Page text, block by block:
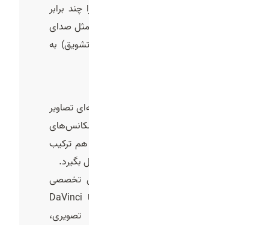
دوستانه می‌تواند تاثیرگذاری پیام را چند برابر
کند. در کنار آن، افکت‌های صوتی (مثل صدای
آب، صدای موتور، صدای خنده یا تشویق) به
آخرین مرحله، تدوین و ویرایش حرفه‌ای تصاویر
و صداست. در این بخش تمام سکانس‌های
ضبط‌شده، موسیقی و صداگذاری با هم ترکیب
می‌شوند تا یک محصول یکپارچه شکل بگیرد.
تدوینگر با استفاده از نرم‌افزارهای تخصصی
مثل Premiere، After Effects یا DaVinci
Resolve کار می‌کند. افکت‌های تصویری،